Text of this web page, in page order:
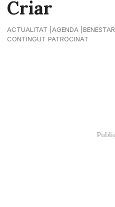
Criar
ACTUALITAT AGENDA BENESTAR
CONTINGUT PATROCINAT